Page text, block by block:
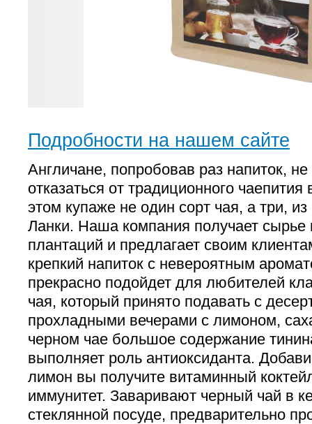
Подробности на нашем сайте
Англичане, попробовав раз напиток,
отказаться от традиционного
этом купаже не один сорт чая, а три,
Ланки. Наша компания получает
плантаций и предлагает своим
крепкий напиток с невероятным
прекрасно подойдет для любителей
чая, который принято подавать с
прохладными вечерами с лимоном,
черном чае большое содержание
выполняет роль антиоксиданта.
лимон вы получите витаминный
иммунитет. Заваривают черный чай в
стеклянной посуде, предварительно